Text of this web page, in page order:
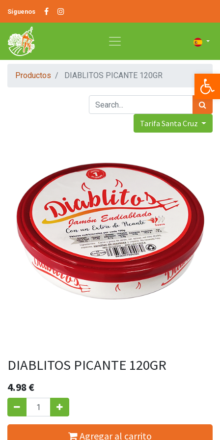
Síguenos
Productos DIABLITOS PICANTE 120GR
Tarifa Santa Cruz
DIABLITOS PICANTE 120GR
4.98€
Agregar al carrito